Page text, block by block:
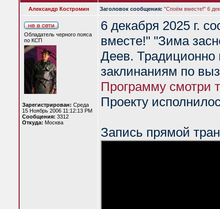
Александр Костромин Заголовок сообщения: "Споём вместе!" 6
Обладатель черного пояса
по КСП
Зарегистрирован: Среда
15 Ноябрь 2006 11:12:13 PM
Сообщения: 3312
Откуда: Москва
6 декабря 2025 г.
вместе!" "Зима
Деев.
заклинаниям по
Программу смотри
Проекту
Запись прямой